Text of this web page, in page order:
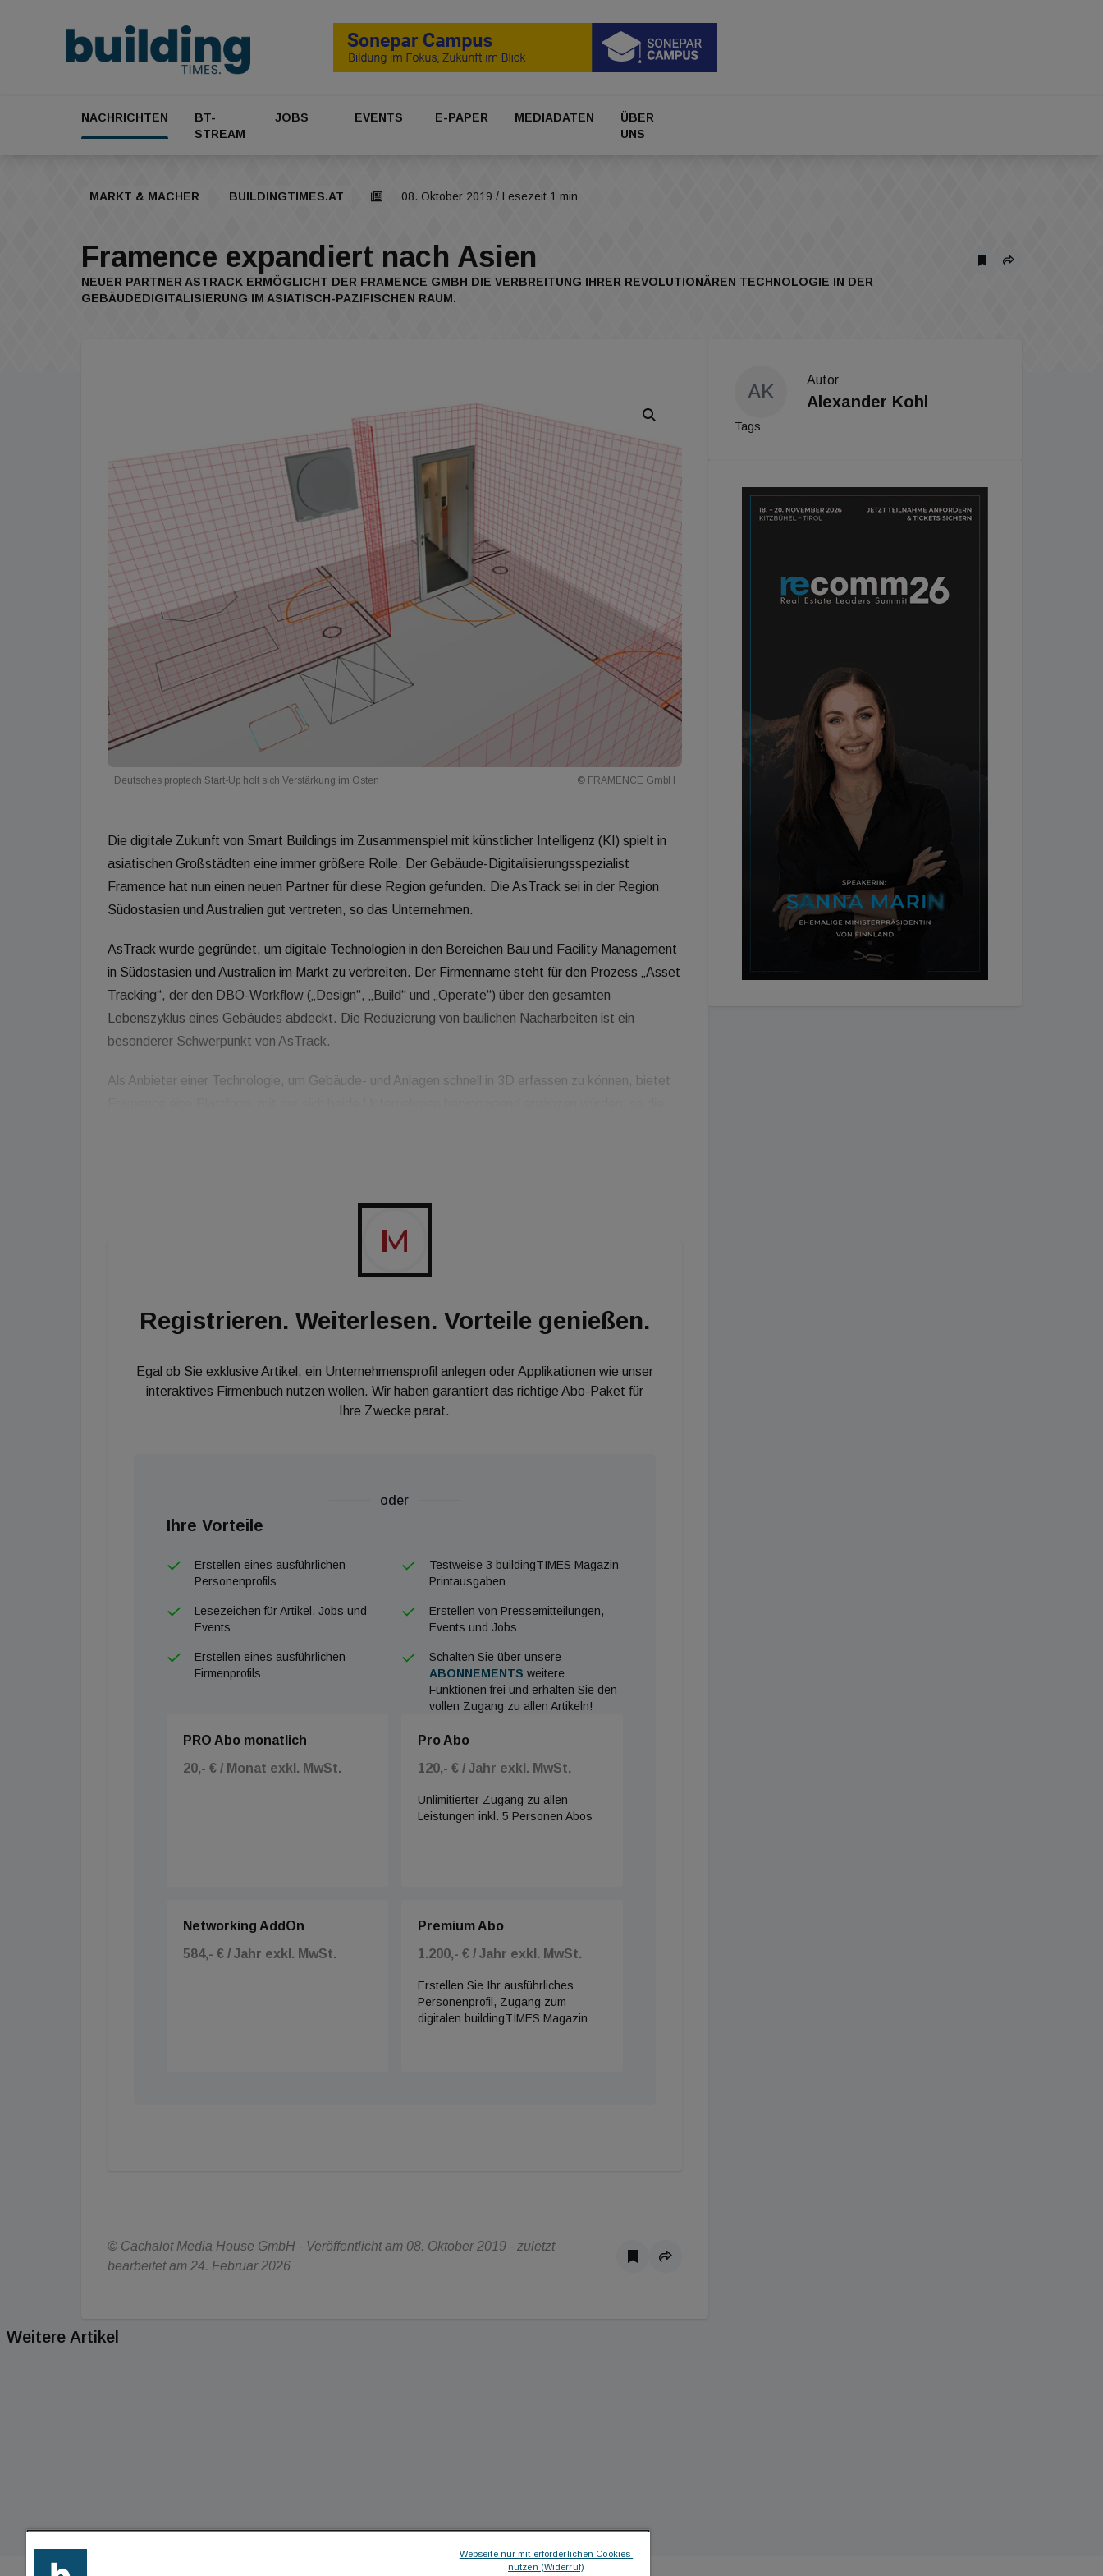
NACHRICHTEN
BT-
STREAM
JOBS EVENTS E-PAPER MEDIADATEN
ÜBER
UNS
MARKT & MACHER BUILDINGTIMES.AT 08. Oktober 2019 / Lesezeit 1 min
Framence expandiert nach Asien
NEUER PARTNER ASTRACK ERMÖGLICHT DER FRAMENCE GMBH DIE VERBREITUNG IHRER REVOLUTIONÄREN TECHNOLOGIE IN DER
GEBÄUDEDIGITALISIERUNG IM ASIATISCH-PAZIFISCHEN RAUM.
Deutsches proptech Start-Up holt sich Verstärkung im Osten © FRAMENCE GmbH
Die digitale Zukunft von Smart Buildings im Zusammenspiel mit künstlicher Intelligenz (KI) spielt in
asiatischen Großstädten eine immer größere Rolle. Der Gebäude-Digitalisierungsspezialist
Framence hat nun einen neuen Partner für diese Region gefunden. Die AsTrack sei in der Region
Südostasien und Australien gut vertreten, so das Unternehmen.
AsTrack wurde gegründet, um digitale Technologien in den Bereichen Bau und Facility Management
in Südostasien und Australien im Markt zu verbreiten. Der Firmenname steht für den Prozess „Asset
Tracking“, der den DBO-Workflow („Design“, „Build“ und „Operate“) über den gesamten
Lebenszyklus eines Gebäudes abdeckt. Die Reduzierung von baulichen Nacharbeiten ist ein
besonderer Schwerpunkt von AsTrack.
Als Anbieter einer Technologie, um Gebäude- und Anlagen schnell in 3D erfassen zu können, bietet
Registrieren. Weiterlesen. Vorteile genießen.
Egal ob Sie exklusive Artikel, ein Unternehmensprofil anlegen oder Applikationen wie unser
interaktives Firmenbuch nutzen wollen. Wir haben garantiert das richtige Abo-Paket für
Ihre Zwecke parat.
oder
Ihre Vorteile
Erstellen eines ausführlichen
Personenprofils
Testweise 3 buildingTIMES Magazin
Printausgaben
Lesezeichen für Artikel, Jobs und
Events
Erstellen von Pressemitteilungen,
Events und Jobs
Erstellen eines ausführlichen
Firmenprofils
Schalten Sie über unsere
ABONNEMENTS weitere
Funktionen frei und erhalten Sie den
vollen Zugang zu allen Artikeln!
PRO Abo monatlich
20,- € / Monat exkl. MwSt.
Pro Abo
120,- € / Jahr exkl. MwSt.
Unlimitierter Zugang zu allen
Leistungen inkl. 5 Personen Abos
Networking AddOn
584,- € / Jahr exkl. MwSt.
Premium Abo
1.200,- € / Jahr exkl. MwSt.
Erstellen Sie Ihr ausführliches
Personenprofil, Zugang zum
digitalen buildingTIMES Magazin
© Cachalot Media House GmbH - Veröffentlicht am 08. Oktober 2019 - zuletzt
bearbeitet am 24. Februar 2026
AK
Autor
Alexander Kohl
Tags
Weitere Artikel
Webseite nur mit erforderlichen Cookies
nutzen (Widerruf)